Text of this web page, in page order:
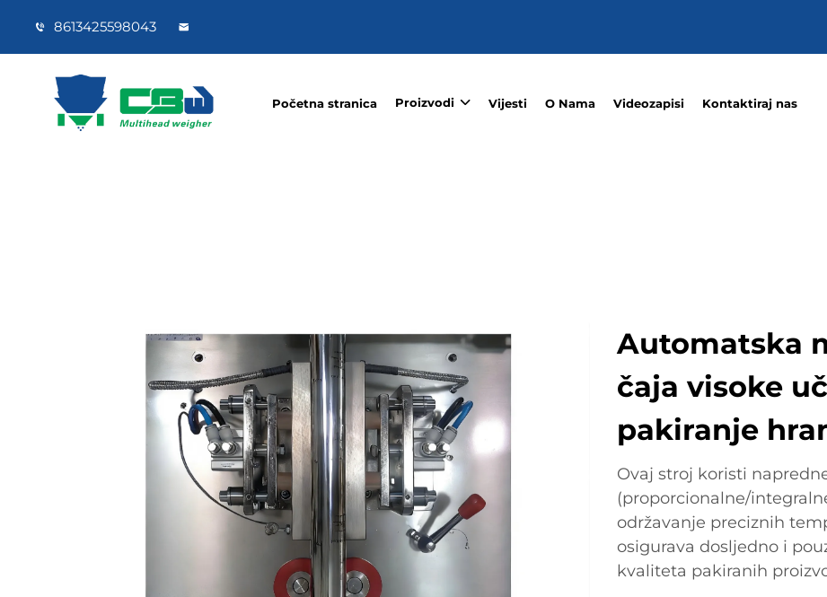
8613425598043
Početna stranica Proizvodi Vijesti O Nama Videozapisi Kontaktiraj nas
Automatska
čaja visoke
pakiranje
Ovaj stroj koristi
(proporcionalne/
održavanje preciznih
osigurava dosljedno i
kvaliteta pakiranih